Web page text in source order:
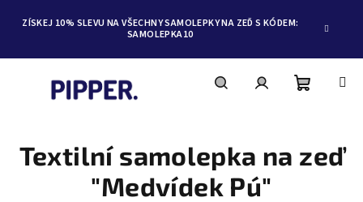
obsah
ZÍSKEJ 10% SLEVU NA VŠECHNY SAMOLEPKY NA ZEĎ S KÓDEM:
SAMOLEPKA10
košík
Textilní samolepka na zeď
"Medvídek Pú"